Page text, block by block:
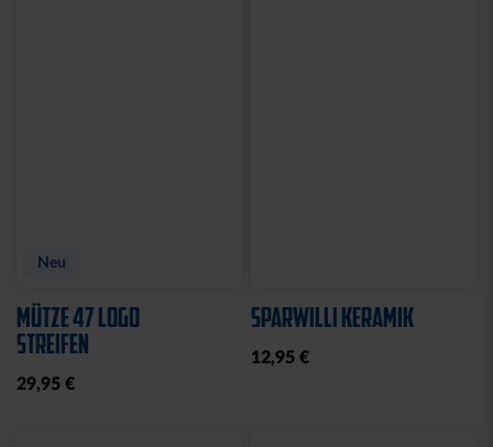
Neu
MÜTZE 47 LOGO
STREIFEN
29,95 €
SPARWILLI KERAMIK
12,95 €